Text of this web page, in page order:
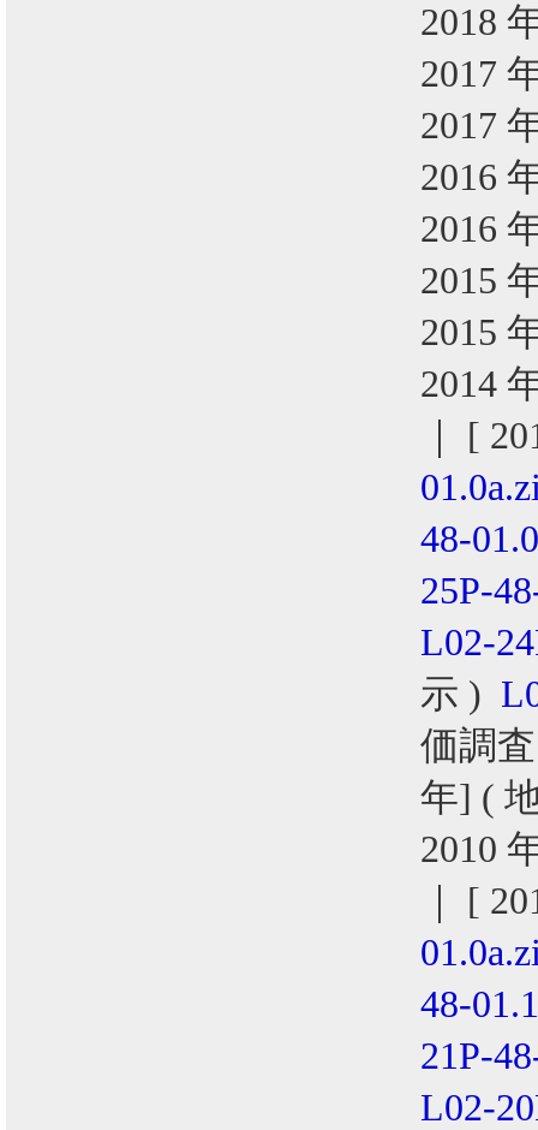
2018
2017
2017
2016
2016
2015
2015
2014
｜ [
48-
25P-
L02-
示 )
価調
年] (
2010
｜ [
48-
21P-
L02-